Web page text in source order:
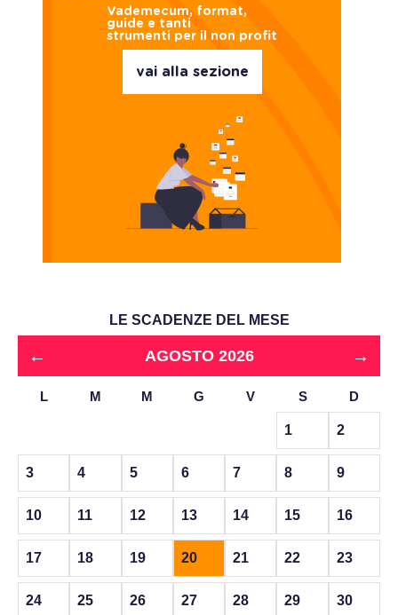
Vademecum, format,
guide e tanti
strumenti per il non profit
vai alla sezione
LE SCADENZE DEL MESE
← AGOSTO 2026 →
L M M G V S D
1 2
3 4 5 6 7 8 9
10 11 12 13 14 15 16
17 18 19 20 21 22 23
24 25 26 27 28 29 30